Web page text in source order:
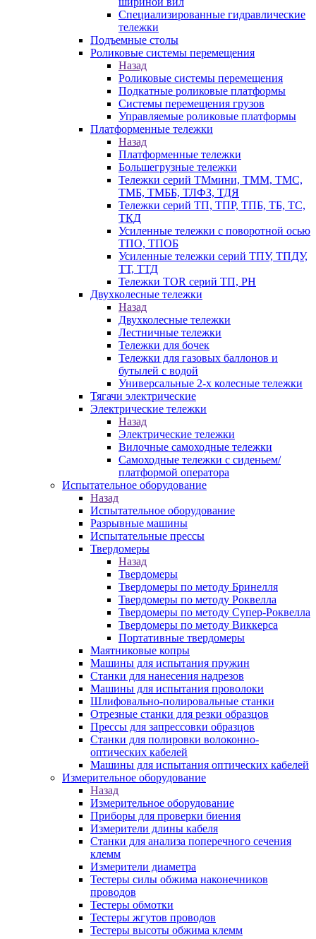
Специализированные гидравлические
тележки
Подъемные столы
Роликовые системы перемещения
Назад
Роликовые системы перемещения
Подкатные роликовые платформы
Системы перемещения грузов
Управляемые роликовые платформы
Платформенные тележки
Назад
Платформенные тележки
Большегрузные тележки
Тележки серий ТМмини, ТММ, ТМС,
ТМБ, ТМББ, ТЛФЗ, ТДЯ
Тележки серий ТП, ТПР, ТПБ, ТБ, ТС,
ТКД
Усиленные тележки с поворотной осью
ТПО, ТПОБ
Усиленные тележки серий ТПУ, ТПДУ,
ТТ, ТТД
Тележки TOR серий ТП, PH
Двухколесные тележки
Назад
Двухколесные тележки
Лестничные тележки
Тележки для бочек
Тележки для газовых баллонов и
бутылей с водой
Универсальные 2-х колесные тележки
Тягачи электрические
Электрические тележки
Назад
Электрические тележки
Вилочные самоходные тележки
Самоходные тележки с сиденьем/
платформой оператора
Испытательное оборудование
Назад
Испытательное оборудование
Разрывные машины
Испытательные прессы
Твердомеры
Назад
Твердомеры
Твердомеры по методу Бринелля
Твердомеры по методу Роквелла
Твердомеры по методу Супер-Роквелла
Твердомеры по методу Виккерса
Портативные твердомеры
Маятниковые копры
Машины для испытания пружин
Станки для нанесения надрезов
Машины для испытания проволоки
Шлифовально-полировальные станки
Отрезные станки для резки образцов
Прессы для запрессовки образцов
Станки для полировки волоконно-
оптических кабелей
Машины для испытания оптических кабелей
Измерительное оборудование
Назад
Измерительное оборудование
Приборы для проверки биения
Измерители длины кабеля
Станки для анализа поперечного сечения
клемм
Измерители диаметра
Тестеры силы обжима наконечников
проводов
Тестеры обмотки
Тестеры жгутов проводов
Тестеры высоты обжима клемм